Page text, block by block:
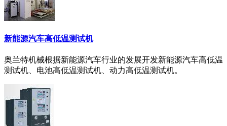
新能源汽车高低温测试机
奥兰特机械根据新能源汽车行业的发展开发新能源汽车高低温
测试机、电池高低温测试机、动力高低温测试机。